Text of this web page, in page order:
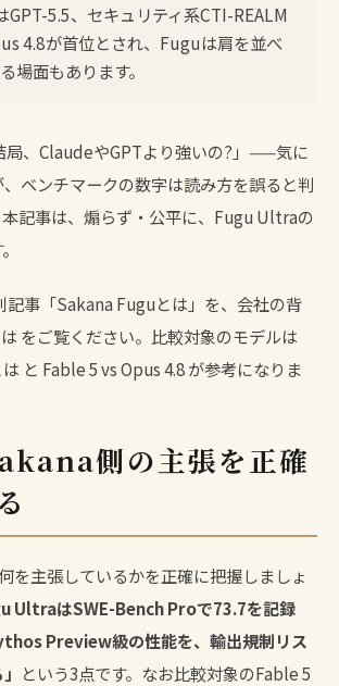
GPT-5.5、セキュリティ系CTI-REALM
4.8が首位とされ、Fuguは肩を並べ
場面もあります。
局、ClaudeやGPTより強いの?」——気に
ベンチマークの数字は読み方を誤ると判
記事は、煽らず・公平に、Fugu Ultraの
記事「Sakana Fuguとは」 を、会社の背
をご覧ください。比較対象のモデルは
と Fable 5 vs Opus 4.8が参考になりま
側の主張を正確
を主張しているかを正確に把握しましょ
UltraはSWE-Bench Proで73.7を記録
Preview級の性能を、輸出規制リス
という3点です。なお比較対象のFable 5